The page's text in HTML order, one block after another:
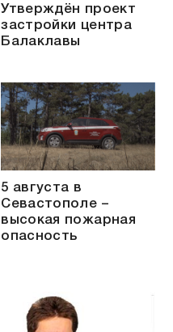
Утверждён проект
застройки центра
Балаклавы
5 августа в
Севастополе –
высокая пожарная
опасность